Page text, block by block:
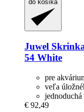
do košíka
Juwel
54 White
pre
veľa
€ 92,49